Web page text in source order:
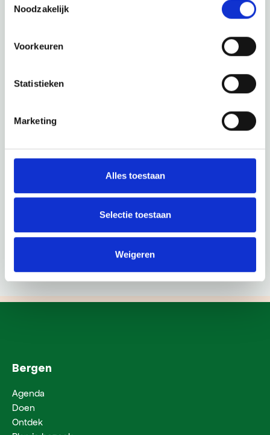
Noodzakelijk
Voorkeuren
Statistieken
Marketing
Alles toestaan
Selectie toestaan
Weigeren
Bergen
Agenda
Doen
Ontdek